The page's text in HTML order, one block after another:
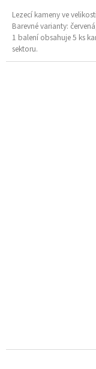
Lezecí kameny ve
Barevné varianty:
1 balení obsahuje 5 ks
sektoru.